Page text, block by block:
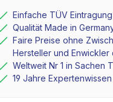
Einfache TÜV Eintragung
Qualität Made in
Faire Preise ohne
Hersteller und Enwickler
Weltweit Nr 1 in Sachen
19 Jahre Expertenwissen